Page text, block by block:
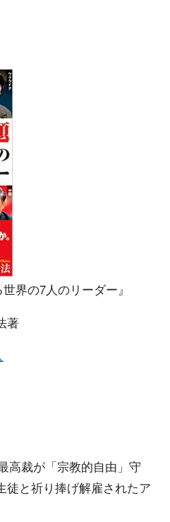
界の7人のリーダー』
著
高裁が「宗教的自由」守
徒と祈り捧げ解雇されたア